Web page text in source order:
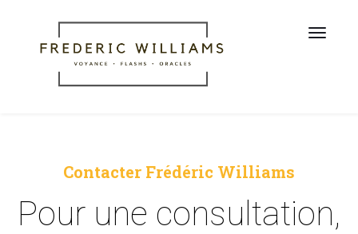
Contacter Frédéric Williams
Pour une consultation,